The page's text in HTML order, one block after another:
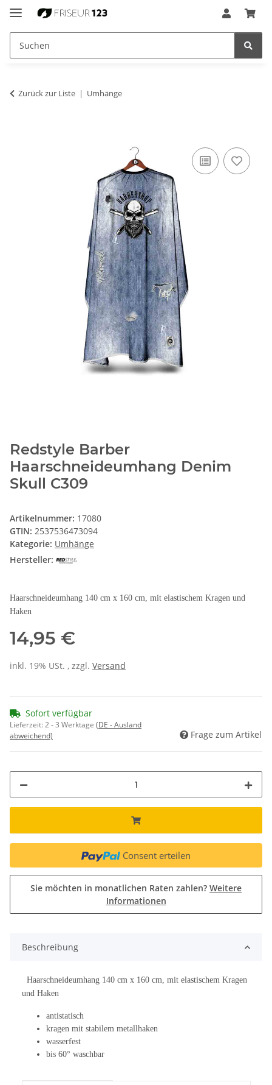
Zurück zur Liste Umhänge
Redstyle Barber
Haarschneideumhang Denim
Skull C309
Artikelnummer: 17080
GTIN: 2537536473094
Kategorie: Umhänge
Hersteller:
Haarschneideumhang 140 cm x 160 cm, mit elastischem Kragen und
Haken
14,95 €
inkl. 19% USt. , zzgl. Versand
Sofort verfügbar
Lieferzeit:2 - 3 Werktage (DE - Ausland
abweichend)
Frage zum Artikel
Consent erteilen
Sie möchten in monatlichen Raten zahlen? Weitere
Informationen
Beschreibung
Haarschneideumhang 140 cm x 160 cm, mit elastischem Kragen
und Haken
antistatisch
kragen mit stabilem metallhaken
wasserfest
bis 60° waschbar